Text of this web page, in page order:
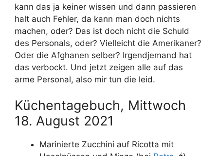
kann das ja keiner wissen und dann passieren
halt auch Fehler, da kann man doch nichts
machen, oder? Das ist doch nicht die Schuld
des Personals, oder? Vielleicht die Amerikaner?
Oder die Afghanen selber? Irgendjemand hat
das verbockt. Und jetzt zeigen alle auf das
arme Personal, also mir tun die leid.
Küchentagebuch, Mittwoch
18. August 2021
Marinierte Zucchini auf Ricotta mit